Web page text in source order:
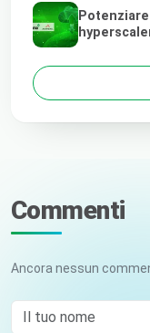
Commenti
Ancora nessun
Il tuo nome